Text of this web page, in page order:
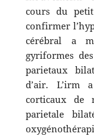
cours du
confirmer
cérébral a
gyriformes
parietaux
d’air. L’irm
corticaux de
parietale